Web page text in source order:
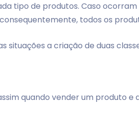
tipo de produtos. Caso
todos os
a criação de duas
quando vender um produto